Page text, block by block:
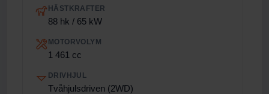
HÄSTKRAFTER
88 hk / 65 kW
MOTORVOLYM
1 461 cc
DRIVHJUL
Tvåhjulsdriven (2WD)